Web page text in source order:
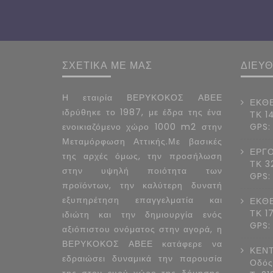
ΣΧΕΤΙΚΑ ΜΕ ΜΑΣ
Η εταιρία ΒΕΡΥΚΟΚΟΣ ΑΒΕΕ
ιδρύθηκε το 1987, με έδρα της ένα
ενοικιαζόμενο χώρο 1000 m2 στην
Μεταμόρφωση Αττικής.Με βασικές
της αρχές όμως, την προσήλωση
στην υψηλή ποιότητα των
προϊόντων, την καλύτερη δυνατή
εξυπηρέτηση επαγγελματία και
ιδιώτη και την δημιουργία ενός
αξιόπιστου ονόματος στην αγορά, η
ΒΕΡΥΚΟΚΟΣ ΑΒΕΕ κατάφερε να
εδραιώσει δυναμικά την παρουσία
ΤΚ
ΤΚ
ΤΚ